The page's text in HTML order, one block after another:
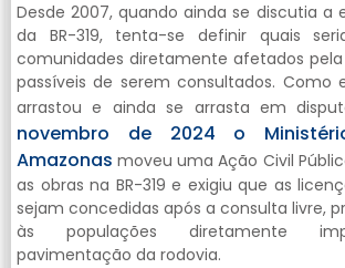
Desde 2007, quando ainda se discutia a
da BR-319, tenta-se definir quais
comunidades diretamente afetados
passíveis de serem consultados. Como
arrastou e ainda se arrasta em
novembro de 2024 o
Amazonas moveu uma Ação Civil
as obras na BR-319 e exigiu que as
sejam concedidas após a consulta livre,
às populações diretamente
pavimentação da rodovia.